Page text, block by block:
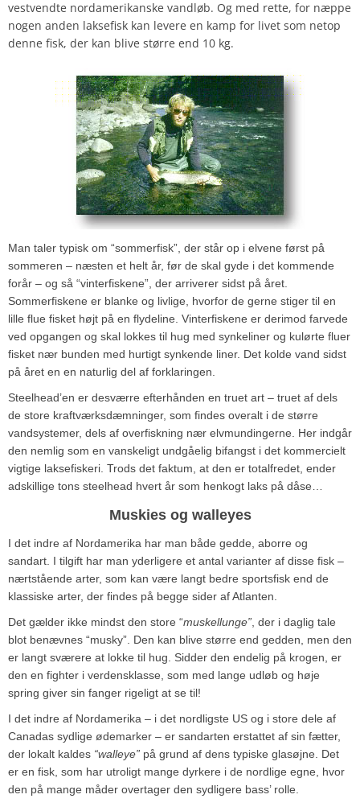
vestvendte nordamerikanske vandløb. Og med rette, for næppe
nogen anden laksefisk kan levere en kamp for livet som netop
denne fisk, der kan blive større end 10 kg.
Man taler typisk om “sommerfisk”, der står op i elvene først på
sommeren – næsten et helt år, før de skal gyde i det kommende
forår – og så “vinterfiskene”, der arriverer sidst på året.
Sommerfiskene er blanke og livlige, hvorfor de gerne stiger til en
lille flue fisket højt på en flydeline. Vinterfiskene er derimod farvede
ved opgangen og skal lokkes til hug med synkeliner og kulørte fluer
fisket nær bunden med hurtigt synkende liner. Det kolde vand sidst
på året en en naturlig del af forklaringen.
Steelhead’en er desværre efterhånden en truet art – truet af dels
de store kraftværksdæmninger, som findes overalt i de større
vandsystemer, dels af overfiskning nær elvmundingerne. Her indgår
den nemlig som en vanskeligt undgåelig bifangst i det kommercielt
vigtige laksefiskeri. Trods det faktum, at den er totalfredet, ender
adskillige tons steelhead hvert år som henkogt laks på dåse…
Muskies og walleyes
I det indre af Nordamerika har man både gedde, aborre og
sandart. I tilgift har man yderligere et antal varianter af disse fisk –
nærtstående arter, som kan være langt bedre sportsfisk end de
klassiske arter, der findes på begge sider af Atlanten.
Det gælder ikke mindst den store “muskellunge” , der i daglig tale
blot benævnes “musky”. Den kan blive større end gedden, men den
er langt sværere at lokke til hug. Sidder den endelig på krogen, er
den en fighter i verdensklasse, som med lange udløb og høje
spring giver sin fanger rigeligt at se til!
I det indre af Nordamerika – i det nordligste US og i store dele af
Canadas sydlige ødemarker – er sandarten erstattet af sin fætter,
der lokalt kaldes “walleye” på grund af dens typiske glasøjne. Det
er en fisk, som har utroligt mange dyrkere i de nordlige egne, hvor
den på mange måder overtager den sydligere bass’ rolle.